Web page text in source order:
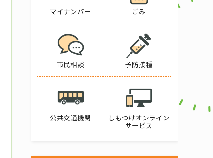
マイナンバー ごみ
市民相談 予防接種
公共交通機関
しもつけオンライン
サービス